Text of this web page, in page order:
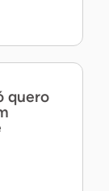
quero